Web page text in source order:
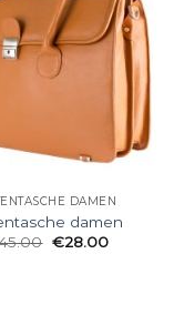
DAMEN
damen
€28.00